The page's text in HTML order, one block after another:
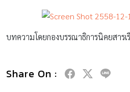
บทความโดยกองบรรณาธิการนิคยสารเ
Share On :